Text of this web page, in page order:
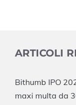
ARTICOLI
Bithumb IPO
maxi multa da